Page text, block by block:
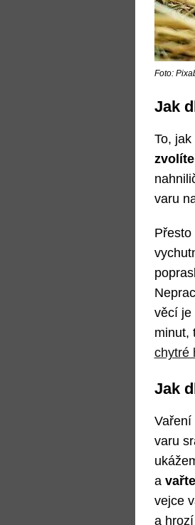
Foto:
Jak
To,
zvolíte
varu
věcí je
minut,
chytré
Jak
Vaření
varu
a
vejce
a